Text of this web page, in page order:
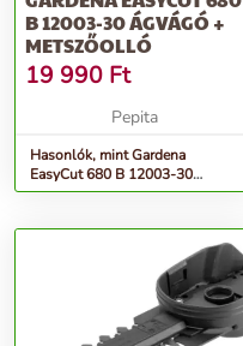
B 12003-30 ÁGVÁGÓ +
METSZŐOLLÓ
19 990 Ft
Pepita
Hasonlók, mint Gardena
EasyCut 680 B 12003-30
Ágvágó + metszőolló